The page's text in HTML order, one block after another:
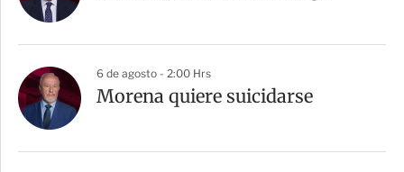
6 de agosto - 2:00 Hrs
Morena quiere suicidarse